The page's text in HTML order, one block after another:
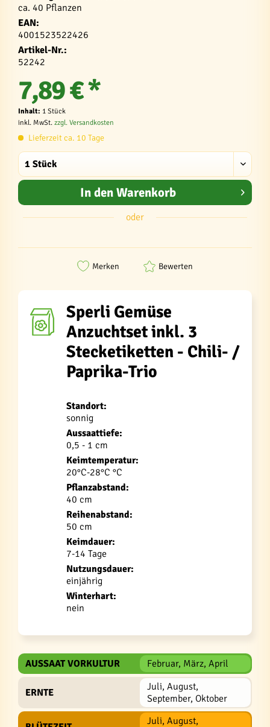
ca. 40 Pflanzen
EAN:
4001523522426
Artikel-Nr.:
52242
7,89 € *
Inhalt: 1 Stück
inkl. MwSt. zzgl. Versandkosten
Lieferzeit ca. 10 Tage
In den Warenkorb
oder
Merken Bewerten
Sperli Gemüse
Anzuchtset inkl. 3
Stecketiketten - Chili- /
Paprika-Trio
Standort:
sonnig
Aussaattiefe:
0,5 - 1 cm
Keimtemperatur:
20°C-28°C °C
Pflanzabstand:
40 cm
Reihenabstand:
50 cm
Keimdauer:
7-14 Tage
Nutzungsdauer:
einjährig
Winterhart:
nein
AUSSAAT VORKULTUR Februar, März, April
ERNTE
Juli, August,
September, Oktober
Juli, August,